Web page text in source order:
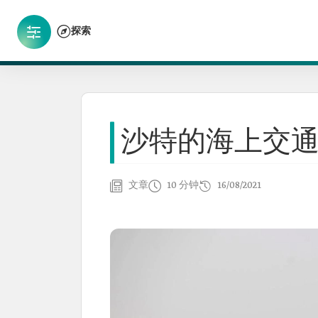
探索
沙特的海上交
文章 10 分钟 16/08/2021